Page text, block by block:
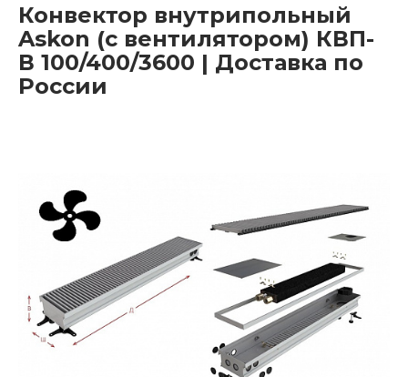
Конвектор внутрипольный
Askon (с вентилятором) КВП-
В 100/400/3600 | Доставка по
России